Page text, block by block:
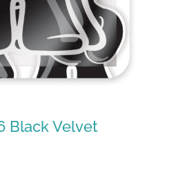
Black Velvet